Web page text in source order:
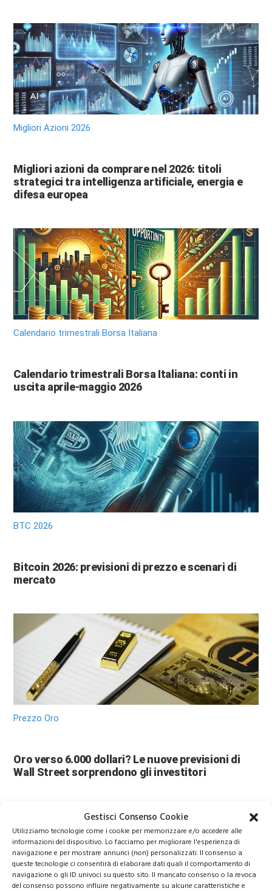
Gestisci Consenso Cookie
Utilizziamo tecnologie come i cookie per memorizzare e/o accedere alle
informazioni del dispositivo. Lo facciamo per migliorare l'esperienza di
navigazione e per mostrare annunci (non) personalizzati. Il consenso a
queste tecnologie ci consentirà di elaborare dati quali il comportamento di
navigazione o gli ID univoci su questo sito. Il mancato consenso o la revoca
del consenso possono influire negativamente su alcune caratteristiche e
Migliori Azioni 2026
Migliori azioni da comprare nel 2026: titoli
strategici tra intelligenza artificiale, energia e
difesa europea
Calendario trimestrali Borsa Italiana
Calendario trimestrali Borsa Italiana: conti in
uscita aprile-maggio 2026
BTC 2026
Bitcoin 2026: previsioni di prezzo e scenari di
mercato
Prezzo Oro
Oro verso 6.000 dollari? Le nuove previsioni di
Wall Street sorprendono gli investitori